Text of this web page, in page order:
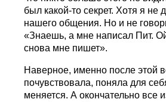
был какой-то секрет. Хотя я не
нашего общения. Но и не
«Знаешь, а мне написал Пит.
снова мне пишет».
Наверное, именно после этой
почувствовала, поняла для
меняется. А окончательно все